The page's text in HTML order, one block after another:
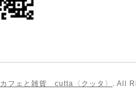
カフェと雑貨 cutta〈クッタ〉 . All